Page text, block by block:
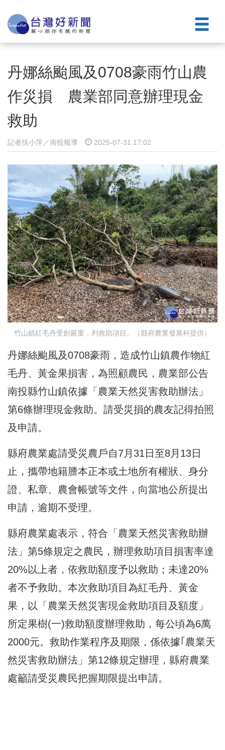
丹娜絲颱風及0708豪雨竹山農
作災損 農業部同意辦理現金
救助
記者扶小萍／南投報導 2025-07-31 17:02
竹山鎮紅毛丹受創嚴重，列救助項目。（縣府農業發展科提供）
丹娜絲颱風及0708豪雨，造成竹山鎮農作物紅
毛丹、黃金果損害，為照顧農民，農業部公告
南投縣竹山鎮依據「農業天然災害救助辦法」
第6條辦理現金救助。請受災損的農友記得拍照
及申請。
縣府農業處請受災農戶自7月31日至8月13日
止，攜帶地籍謄本正本或土地所有權狀、身分
證、私章、農會帳號等文件，向當地公所提出
申請，逾期不受理。
縣府農業處表示，符合「農業天然災害救助辦
法」第5條規定之農民，辦理救助項目損害率達
20%以上者，依救助額度予以救助；未達20%
者不予救助。本次救助項目為紅毛丹、黃金
果，以「農業天然災害現金救助項目及額度」
所定果樹(一)救助額度辦理救助，每公頃為6萬
2000元。救助作業程序及期限，係依據｢農業天
然災害救助辦法」第12條規定辦理，縣府農業
處籲請受災農民把握期限提出申請。